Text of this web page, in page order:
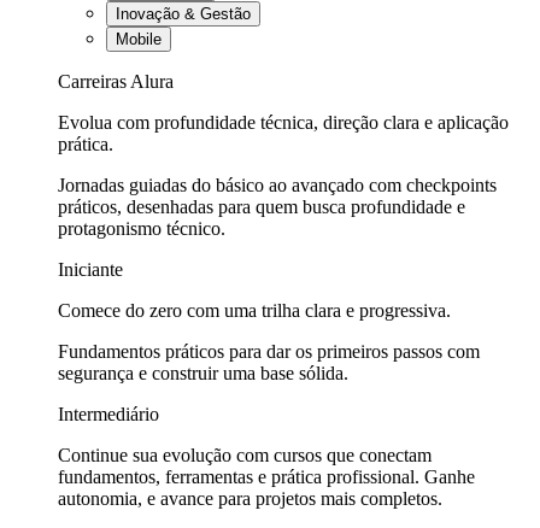
Inovação & Gestão
Mobile
Carreiras Alura
Evolua com profundidade técnica, direção clara e aplicação
prática.
Jornadas guiadas do básico ao avançado com checkpoints
práticos, desenhadas para quem busca profundidade e
protagonismo técnico.
Iniciante
Comece do zero com uma trilha clara e progressiva.
Fundamentos práticos para dar os primeiros passos com
segurança e construir uma base sólida.
Intermediário
Continue sua evolução com cursos que conectam
fundamentos, ferramentas e prática profissional. Ganhe
autonomia, e avance para projetos mais completos.